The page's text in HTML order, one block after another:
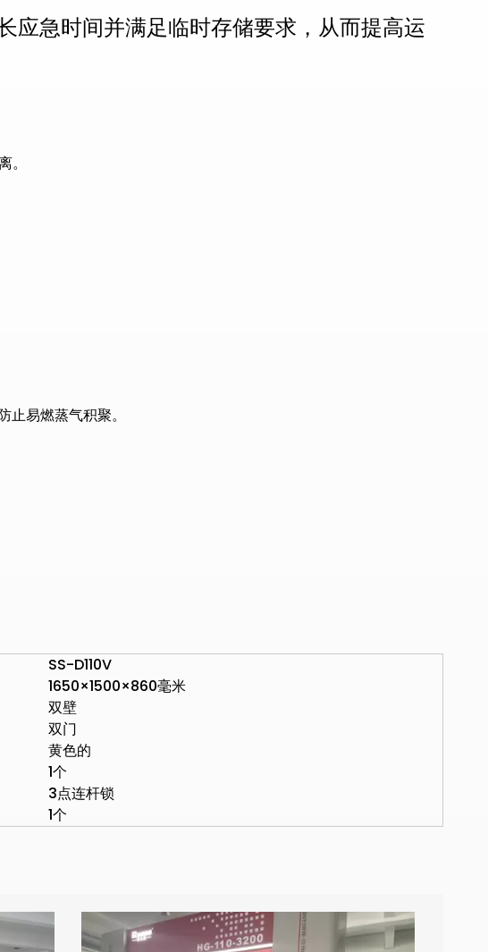
应急时间并满足临时存储要求，从而提高运
易燃蒸气积聚。
SS-D110V
1650×1500×860毫米
双壁
双门
黄色的
1个
3点连杆锁
1个